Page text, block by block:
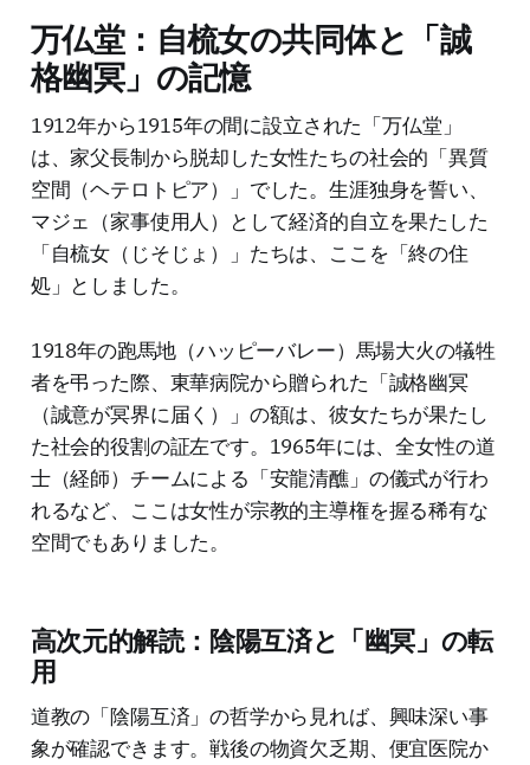
万仏堂：自梳女の共同体と「誠
格幽冥」の記憶
1912年から1915年の間に設立された「万仏堂」
は、家父長制から脱却した女性たちの社会的「異質
空間（ヘテロトピア）」でした。生涯独身を誓い、
マジェ（家事使用人）として経済的自立を果たした
「自梳女（じそじょ）」たちは、ここを「終の住
処」としました。
1918年の跑馬地（ハッピーバレー）馬場大火の犠牲
者を弔った際、東華病院から贈られた「誠格幽冥
（誠意が冥界に届く）」の額は、彼女たちが果たし
た社会的役割の証左です。1965年には、全女性の道
士（経師）チームによる「安龍清醮」の儀式が行わ
れるなど、ここは女性が宗教的主導権を握る稀有な
空間でもありました。
高次元的解読：陰陽互済と「幽冥」の転
用
道教の「陰陽互済」の哲学から見れば、興味深い事
象が確認できます。戦後の物資欠乏期、便宜医院か